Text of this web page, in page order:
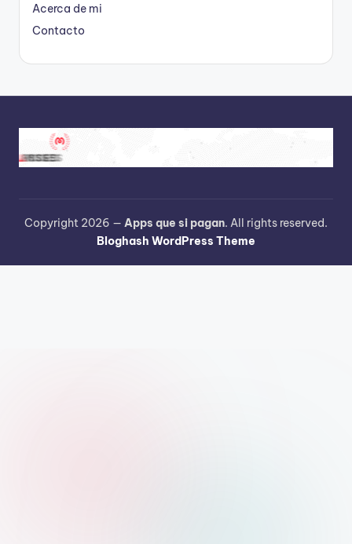
Acerca de mi
Contacto
Copyright 2026 — Apps que si pagan. All rights reserved.
Bloghash WordPress Theme